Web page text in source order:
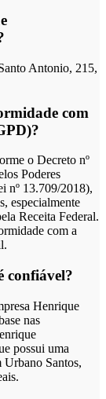
Antonio, 215,
com
o Decreto nº
Poderes
nº 13.709/2018),
especialmente
Receita Federal.
com a
confiável?
Henrique
nas
possui uma
Urbano Santos,